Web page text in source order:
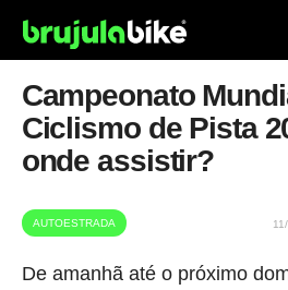
Campeonato
Ciclismo de Pista
onde assistir?
AUTOESTRADA
De amanhã até o próximo